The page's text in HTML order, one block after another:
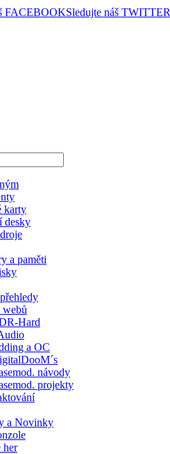
FACEBOOKSledujte náš TWITTER
karty
desky
a paměti
Hard
a OC
návody
projekty
a Novinky
her